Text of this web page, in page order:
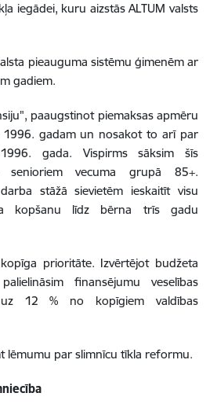
iegādei, kuru aizstās ALTUM valsts
pieauguma sistēmu ģimenēm ar
gadiem.
paaugstinot piemaksas apmēru
1996. gadam un nosakot to arī par
gada. Vispirms sāksim šīs
senioriem vecuma grupā 85+.
stāžā sievietēm ieskaitīt visu
kopšanu līdz bērna trīs gadu
prioritāte. Izvērtējot budžeta
finansējumu veselības
12 % no kopīgiem valdības
lēmumu par slimnīcu tīkla reformu.